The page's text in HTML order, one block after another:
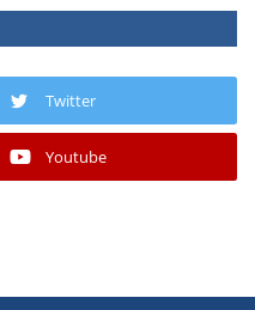
Twitter
Youtube